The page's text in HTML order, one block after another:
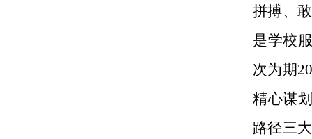
拼搏、
是学校
次为期
精心谋
路径三